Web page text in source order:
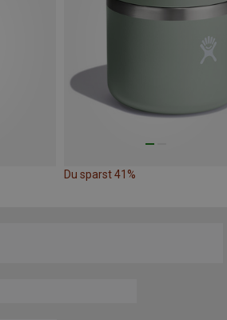
Du sparst 41%